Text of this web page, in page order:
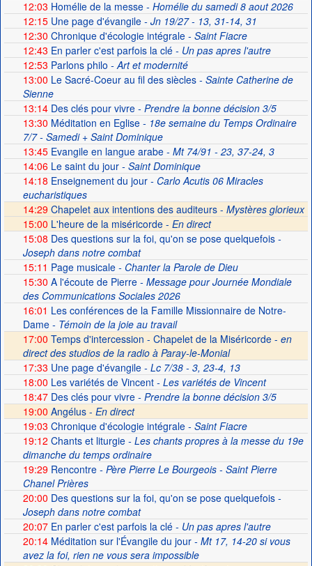
12:03 Homélie de la messe- Homélie du samedi 8 aout 2026
12:15Une page d'évangile- Jn 19/27 - 13, 31-14, 31
12:30 Chronique d'écologie intégrale- Saint Fiacre
12:43 En parler c'est parfois la clé- Un pas apres l'autre
12:53 Parlons philo - Art et modernité
13:00 Le Sacré-Coeur au fil des siècles- Sainte Catherine de
Sienne
13:14Des clés pour vivre- Prendre la bonne décision 3/5
13:30 Méditation en Eglise- 18e semaine du Temps Ordinaire
7/7 - Samedi + Saint Dominique
13:45Evangile en langue arabe- Mt 74/91 - 23, 37-24, 3
14:06Le saint du jour- Saint Dominique
14:18 Enseignement du jour- Carlo Acutis 06 Miracles
eucharistiques
14:29 Chapelet aux intentions des auditeurs - Mystères glorieux
15:00 L'heure de la miséricorde - En direct
15:08 Des questions sur la foi, qu'on se pose quelquefois-
Joseph dans notre combat
15:11 Page musicale- Chanter la Parole de Dieu
15:30 A l'écoute de Pierre- Message pour Journée Mondiale
des Communications Sociales 2026
16:01 Les conférences de la Famille Missionnaire de Notre-
Dame- Témoin de la joie au travail
17:00 Temps d'intercession - Chapelet de la Miséricorde - en
direct des studios de la radio à Paray-le-Monial
17:33 Une page d'évangile- Lc 7/38 - 3, 23-4, 13
18:00 Les variétés de Vincent- Les variétés de Vincent
18:47Des clés pour vivre- Prendre la bonne décision 3/5
19:00 Angélus - En direct
19:03 Chronique d'écologie intégrale- Saint Fiacre
19:12 Chants et liturgie- Les chants propres à la messe du 19e
dimanche du temps ordinaire
19:29Rencontre- Père Pierre Le Bourgeois - Saint Pierre
Chanel Prières
20:00 Des questions sur la foi, qu'on se pose quelquefois-
Joseph dans notre combat
20:07En parler c'est parfois la clé- Un pas apres l'autre
20:14Méditation sur l'Évangile du jour- Mt 17, 14-20 si vous
avez la foi, rien ne vous sera impossible